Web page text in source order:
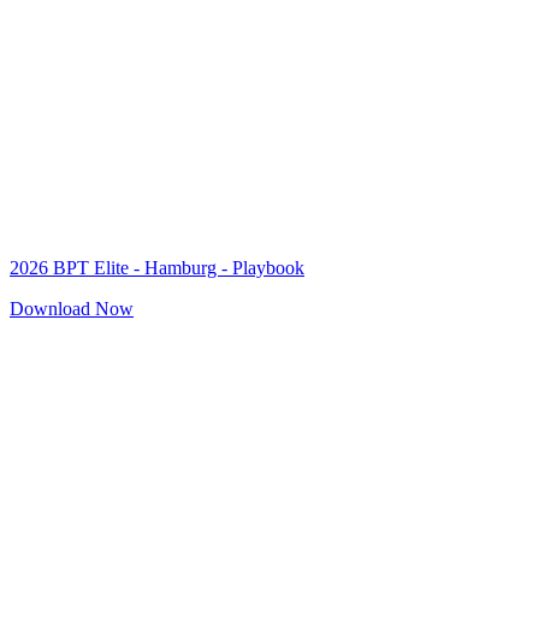
2026 BPT Elite - Hamburg - Playbook
Download Now